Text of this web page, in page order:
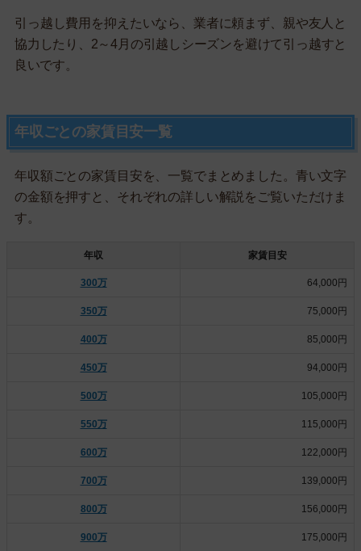
引っ越し費用を抑えたいなら、業者に頼まず、親や友人と
協力したり、2～4月の引越しシーズンを避けて引っ越すと
良いです。
年収ごとの家賃目安一覧
年収額ごとの家賃目安を、一覧でまとめました。青い文字
の金額を押すと、それぞれの詳しい解説をご覧いただけま
す。
年収 家賃目安
300万 64,000円
350万 75,000円
400万 85,000円
450万 94,000円
500万 105,000円
550万 115,000円
600万 122,000円
700万 139,000円
800万 156,000円
900万 175,000円